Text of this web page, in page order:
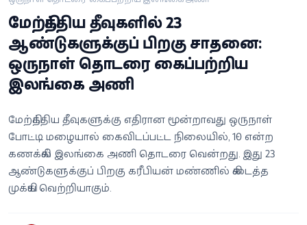
வீடியோ
வணிகம்
கட்டுரை
வெப்ஸ்டோரி
தமிழ்
மேற்கிந்திய தீவுகளில் 23
ஆண்டுகளுக்குப் பிறகு சாதனை:
ஒருநாள் தொடரை கைப்பற்றிய
இலங்கை அணி
மேற்கிந்திய தீவுகளுக்கு எதிரான மூன்றாவது ஒருநாள்
போட்டி மழையால் கைவிடப்பட்ட நிலையில், 1-0 என்ற
கணக்கில் இலங்கை அணி தொடரை வென்றது. இது 23
ஆண்டுகளுக்குப் பிறகு கரீபியன் மண்ணில் கிடைத்த
முக்கிய வெற்றியாகும்.